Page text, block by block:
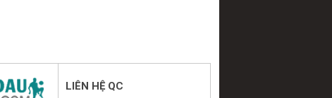
LIÊN HỆ QC